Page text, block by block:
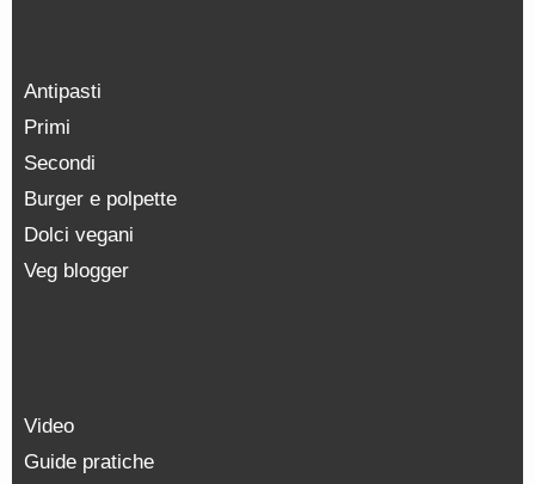
Antipasti
Primi
Secondi
Burger e polpette
Dolci vegani
Veg blogger
Video
Guide pratiche